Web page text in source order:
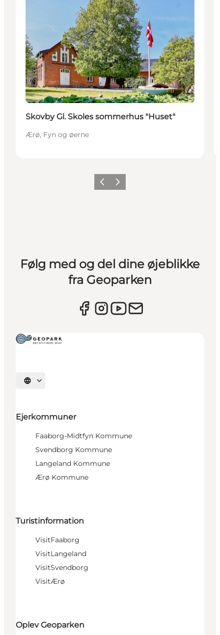
Skovby Gl. Skoles sommerhus "Huset"
Ærø, Fyn og øerne
ForrigeNæste
Følg med og del dine øjeblikke
fra Geoparken
Vælg sprog
Ejerkommuner
Faaborg-Midtfyn Kommune
Svendborg Kommune
Langeland Kommune
Ærø Kommune
Turistinformation
VisitFaaborg
VisitLangeland
VisitSvendborg
VisitÆrø
Oplev Geoparken